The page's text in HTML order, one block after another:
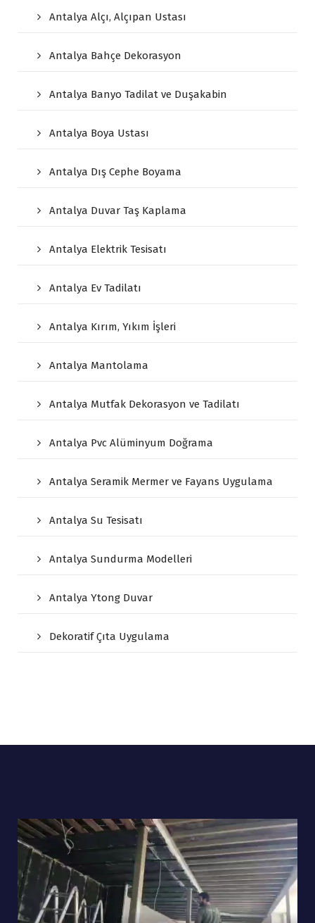
Antalya Alçı, Alçıpan Ustası
Antalya Bahçe Dekorasyon
Antalya Banyo Tadilat ve Duşakabin
Antalya Boya Ustası
Antalya Dış Cephe Boyama
Antalya Duvar Taş Kaplama
Antalya Elektrik Tesisatı
Antalya Ev Tadilatı
Antalya Kırım, Yıkım İşleri
Antalya Mantolama
Antalya Mutfak Dekorasyon ve Tadilatı
Antalya Pvc Alüminyum Doğrama
Antalya Seramik Mermer ve Fayans Uygulama
Antalya Su Tesisatı
Antalya Sundurma Modelleri
Antalya Ytong Duvar
Dekoratif Çıta Uygulama